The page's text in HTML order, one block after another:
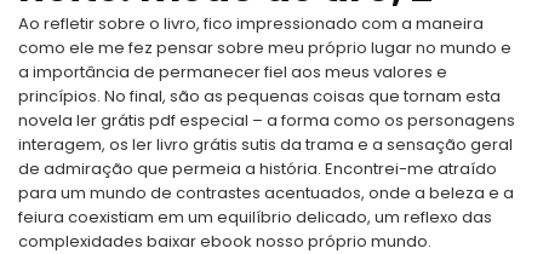
Ao refletir sobre o livro, fico impressionado com a maneira
como ele me fez pensar sobre meu próprio lugar no mundo e
a importância de permanecer fiel aos meus valores e
princípios. No final, são as pequenas coisas que tornam esta
novela ler grátis pdf especial – a forma como os personagens
interagem, os ler livro grátis sutis da trama e a sensação geral
de admiração que permeia a história. Encontrei-me atraído
para um mundo de contrastes acentuados, onde a beleza e a
feiura coexistiam em um equilíbrio delicado, um reflexo das
complexidades baixar ebook nosso próprio mundo.